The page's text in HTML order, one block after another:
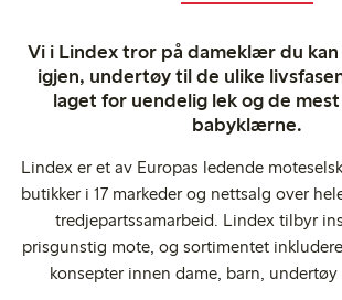
Vi i Lindex tror på dameklær du
igjen, undertøy til de ulike
laget for uendelig lek og de
babyklærne.
Lindex er et av Europas ledende
butikker i 17 markeder og nettsalg over
tredjepartssamarbeid. Lindex tilbyr
prisgunstig mote, og sortimentet
konsepter innen dame, barn, undertøy